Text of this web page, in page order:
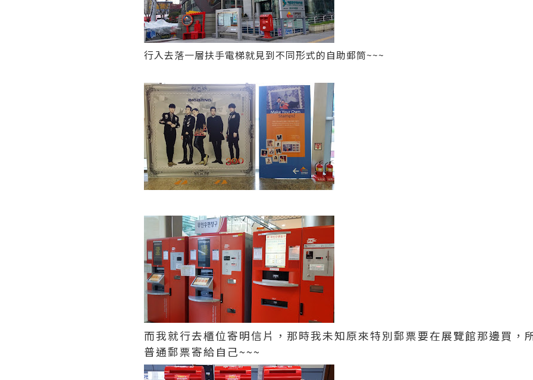
行入去落一層扶手電梯就見到不同形式的自助郵筒~~~
而我就行去櫃位寄明信片，那時我未知原來特別郵票要在展覽館那邊買，
普通郵票寄給自己~~~